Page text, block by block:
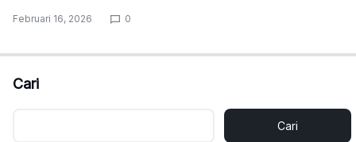
Februari 16, 2026 0
Cari
Cari